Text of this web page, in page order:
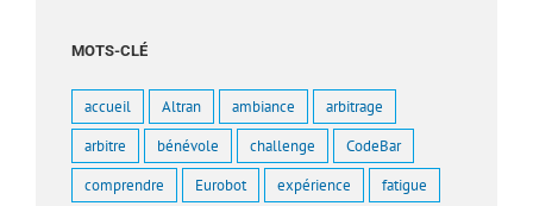
MOTS-CLÉ
accueil Altran ambiance arbitrage
arbitre bénévole challenge CodeBar
comprendre Eurobot expérience fatigue